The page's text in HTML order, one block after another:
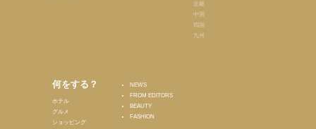
近畿
中国
四国
九州
何をする？
ホテル
グルメ
ショッピング
NEWS
FROM EDITORS
BEAUTY
FASHION